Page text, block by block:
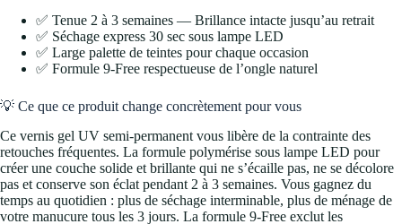
✅ Tenue 2 à 3 semaines — Brillance intacte jusqu’au retrait
✅ Séchage express 30 sec sous lampe LED
✅ Large palette de teintes pour chaque occasion
✅ Formule 9-Free respectueuse de l’ongle naturel
💡 Ce que ce produit change concrètement pour vous
Ce vernis gel UV semi-permanent vous libère de la contrainte des
retouches fréquentes. La formule polymérise sous lampe LED pour
créer une couche solide et brillante qui ne s’écaille pas, ne se décolore
pas et conserve son éclat pendant 2 à 3 semaines. Vous gagnez du
temps au quotidien : plus de séchage interminable, plus de ménage de
votre manucure tous les 3 jours. La formule 9-Free exclut les